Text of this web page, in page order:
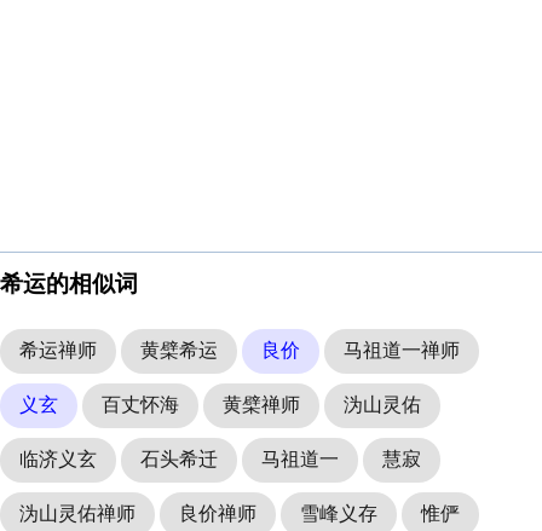
希运的相似词
希运禅师 黄檗希运 良价 马祖道一禅师
义玄 百丈怀海 黄檗禅师 沩山灵佑
临济义玄 石头希迁 马祖道一 慧寂
沩山灵佑禅师 良价禅师 雪峰义存 惟俨